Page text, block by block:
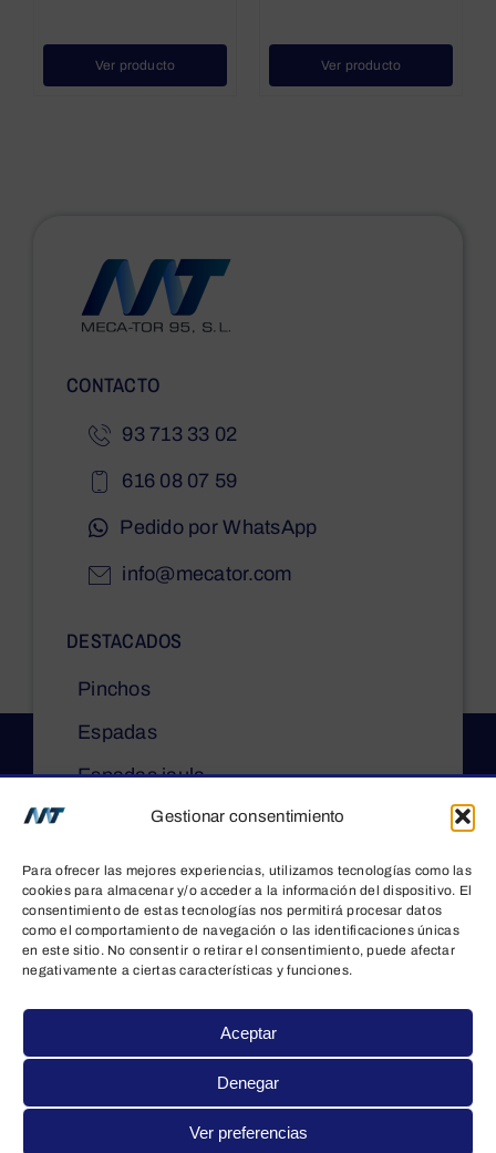
Gestionar consentimiento
Para ofrecer las mejores experiencias, utilizamos tecnologías como las
cookies para almacenar y/o acceder a la información del dispositivo. El
consentimiento de estas tecnologías nos permitirá procesar datos
como el comportamiento de navegación o las identificaciones únicas
en este sitio. No consentir o retirar el consentimiento, puede afectar
negativamente a ciertas características y funciones.
Aceptar
Denegar
Ver preferencias
Ver producto Ver producto
CONTACTO
93 713 33 02
616 08 07 59
Pedido por WhatsApp
info@mecator.com
DESTACADOS
Pinchos
Espadas
Espadas jaula
Asadores de pollos
Mobiliario auxiliar
LEGAL
Aviso legal
Información sobre cookies
Diseño web: qualitystudio